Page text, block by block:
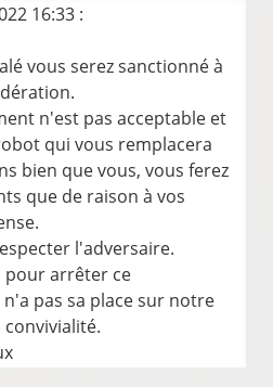
16:33 :
vous serez sanctionné à
n'est pas acceptable et
qui vous remplacera
bien que vous, vous ferez
que de raison à vos
l'adversaire.
pour arrêter ce
pas sa place sur notre